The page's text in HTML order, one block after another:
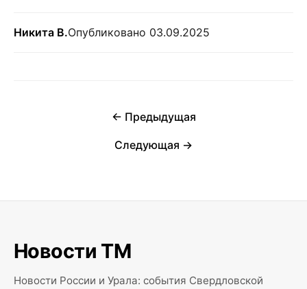
Никита В.Опубликовано 03.09.2025
← Предыдущая
Следующая →
Новости ТМ
Новости России и Урала: события Свердловской